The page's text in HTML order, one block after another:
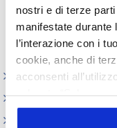
nostri e di terze
manifestate durante
l’interazione con i
cookie, anche di
acconsenti
o profilazione viene
PaO
Prodotti border-line
Regolamento
Prodotti e Ingredienti
Produzione e